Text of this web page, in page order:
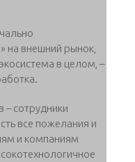
на внешний рынок,
в целом, –
– сотрудники
все пожелания и
и компаниям